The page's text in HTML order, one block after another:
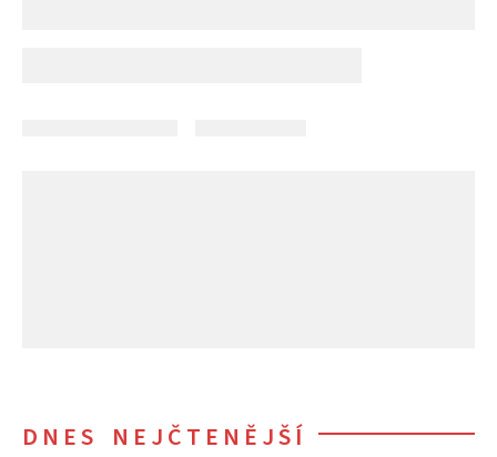
DNES NEJČTENĚJŠÍ